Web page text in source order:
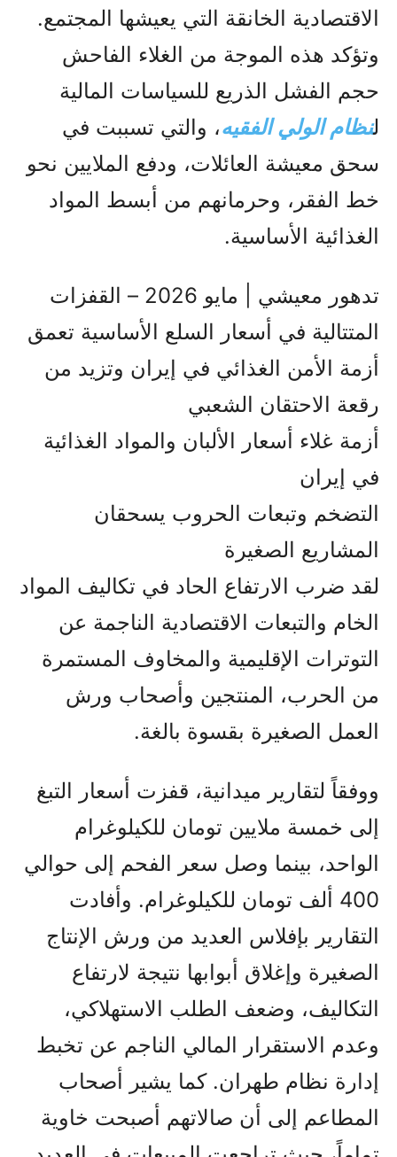
الاقتصادية الخانقة التي يعيشها المجتمع.
وتؤكد هذه الموجة من الغلاء الفاحش
حجم الفشل الذريع للسياسات المالية
لنظام الولي الفقيه، والتي تسببت في
سحق معيشة العائلات، ودفع الملايين نحو
خط الفقر، وحرمانهم من أبسط المواد
الغذائية الأساسية.
تدهور معيشي | مايو 2026 – القفزات
المتتالية في أسعار السلع الأساسية تعمق
أزمة الأمن الغذائي في إيران وتزيد من
رقعة الاحتقان الشعبي
أزمة غلاء أسعار الألبان والمواد الغذائية
في إيران
التضخم وتبعات الحروب يسحقان
المشاريع الصغيرة
لقد ضرب الارتفاع الحاد في تكاليف المواد
الخام والتبعات الاقتصادية الناجمة عن
التوترات الإقليمية والمخاوف المستمرة
من الحرب، المنتجين وأصحاب ورش
العمل الصغيرة بقسوة بالغة.
ووفقاً لتقارير ميدانية، قفزت أسعار التبغ
إلى خمسة ملايين تومان للكيلوغرام
الواحد، بينما وصل سعر الفحم إلى حوالي
400 ألف تومان للكيلوغرام. وأفادت
التقارير بإفلاس العديد من ورش الإنتاج
الصغيرة وإغلاق أبوابها نتيجة لارتفاع
التكاليف، وضعف الطلب الاستهلاكي،
وعدم الاستقرار المالي الناجم عن تخبط
إدارة نظام طهران. كما يشير أصحاب
المطاعم إلى أن صالاتهم أصبحت خاوية